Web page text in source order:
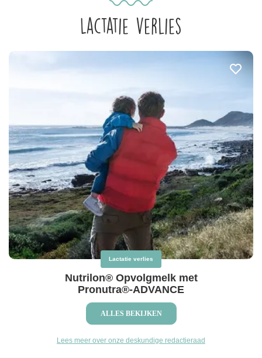
Lactatie verlies
Lactatie verlies
Nutrilon® Opvolgmelk met
Pronutra®-ADVANCE
ALLES BEKIJKEN
Lees meer over onze deskundige redactieraad